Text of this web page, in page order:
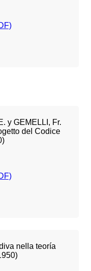
y GEMELLI, Fr.
del Codice
nella teoría